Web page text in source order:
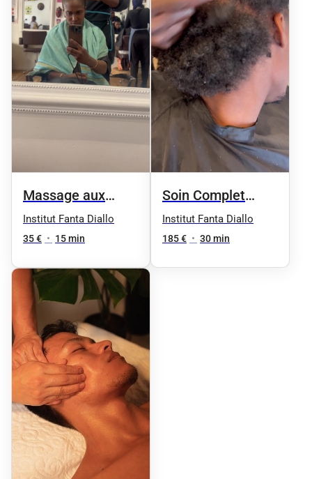
Massage aux
Huilles
Essentielles
Institut Fanta Diallo
35 € • 15 min
Soin Complet
Chebe
Institut Fanta Diallo
185 € • 30 min